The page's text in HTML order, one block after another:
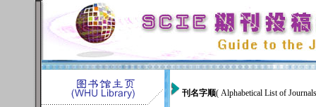
刊名字顺( Alphabetical List of